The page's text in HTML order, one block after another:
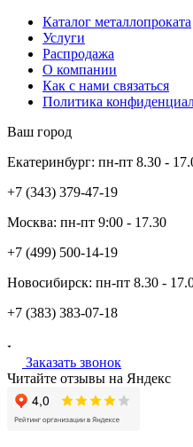
Каталог металлопроката
Услуги
Распродажа
О компании
Как с нами связаться
Политика
Ваш город
Екатеринбург: пн-пт 8.30 -
+7 (343) 379-47-19
Москва: пн-пт 9:00 - 17.30
+7 (499) 500-14-19
Новосибирск: пн-пт 8.30 -
+7 (383) 383-07-18
Заказать звонок
Читайте отзывы на Яндекс